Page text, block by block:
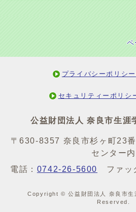
ペ
プライバシーポリシ
セキュリティーポリシ
公益財団法人 奈良市生涯
〒630-8357 奈良市杉ヶ町23
センター内
電話： 0742-26-5600 ファッ
Copyright © 公益財団法人 奈良市
Reserved.